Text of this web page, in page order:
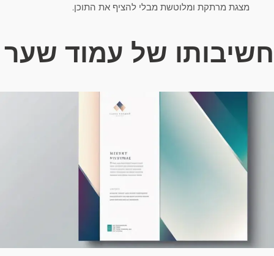
מצגת מרתקת ומלוטשת מבלי להציף את התוכן.
חשיבותו של עמוד שער